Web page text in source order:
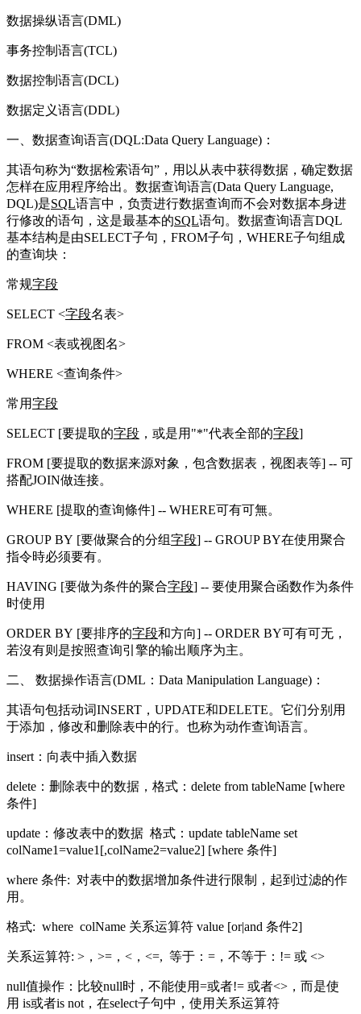
数据操纵语言(DML)
事务控制语言(TCL)
数据控制语言(DCL)
数据定义语言(DDL)
一、数据查询语言(DQL:Data Query Language)：
其语句称为“数据检索语句”，用以从表中获得数据，确定数据
怎样在应用程序给出。数据查询语言(Data Query Language,
DQL)是SQL语言中，负责进行数据查询而不会对数据本身进
行修改的语句，这是最基本的SQL语句。数据查询语言DQL
基本结构是由SELECT子句，FROM子句，WHERE子句组成
的查询块：
常规字段
SELECT <字段名表>
FROM <表或视图名>
WHERE <查询条件>
常用字段
SELECT [要提取的字段 ，或是用"*"代表全部的字段]
FROM [要提取的数据来源对象，包含数据表，视图表等] -- 可
搭配JOIN做连接。
WHERE [提取的查询條件] -- WHERE可有可無。
GROUP BY [要做聚合的分组字段] -- GROUP BY在使用聚合
指令時必须要有。
HAVING [要做为条件的聚合字段] -- 要使用聚合函数作为条件
时使用
ORDER BY [要排序的字段和方向] -- ORDER BY可有可无，
若沒有则是按照查询引擎的输出顺序为主。
二、 数据操作语言(DML：Data Manipulation Language)：
其语句包括动词INSERT，UPDATE和DELETE。它们分别用
于添加，修改和删除表中的行。也称为动作查询语言。
insert：向表中插入数据
delete：删除表中的数据，格式：delete from tableName [where
条件]
update：修改表中的数据 格式：update tableName set
colName1=value1[,colName2=value2] [where 条件]
where 条件: 对表中的数据增加条件进行限制，起到过滤的作
用。
格式: where colName 关系运算符 value [or|and 条件2]
关系运算符: >，>=，<，<=, 等于：=，不等于：!= 或 <>
null值操作：比较null时，不能使用=或者!= 或者<>，而是使
用 is或者is not，在select子句中，使用关系运算符